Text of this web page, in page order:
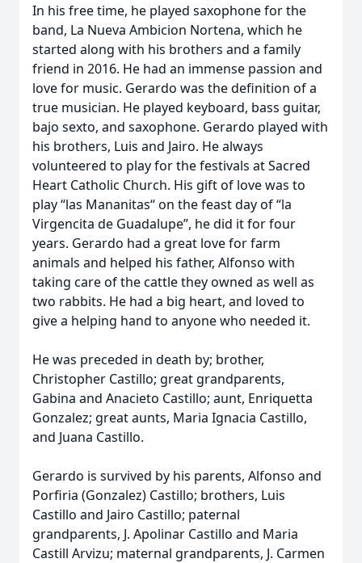
In his free time, he played saxophone for the
band, La Nueva Ambicion Nortena, which he
started along with his brothers and a family
friend in 2016. He had an immense passion and
love for music. Gerardo was the definition of a
true musician. He played keyboard, bass guitar,
bajo sexto, and saxophone. Gerardo played with
his brothers, Luis and Jairo. He always
volunteered to play for the festivals at Sacred
Heart Catholic Church. His gift of love was to
play “las Mananitas“ on the feast day of “la
Virgencita de Guadalupe”, he did it for four
years. Gerardo had a great love for farm
animals and helped his father, Alfonso with
taking care of the cattle they owned as well as
two rabbits. He had a big heart, and loved to
give a helping hand to anyone who needed it.
He was preceded in death by; brother,
Christopher Castillo; great grandparents,
Gabina and Anacieto Castillo; aunt, Enriquetta
Gonzalez; great aunts, Maria Ignacia Castillo,
and Juana Castillo.
Gerardo is survived by his parents, Alfonso and
Porfiria (Gonzalez) Castillo; brothers, Luis
Castillo and Jairo Castillo; paternal
grandparents, J. Apolinar Castillo and Maria
Castill Arvizu; maternal grandparents, J. Carmen